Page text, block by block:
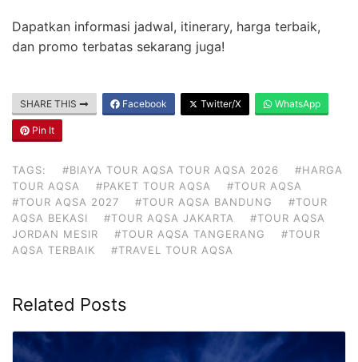
Dapatkan informasi jadwal, itinerary, harga terbaik,
dan promo terbatas sekarang juga!
SHARE THIS Facebook Twitter/X WhatsApp
Pin It
TAGS: #BIAYA TOUR AQSA TOUR AQSA 2026
#HARGA
TOUR AQSA
#PAKET TOUR AQSA
#TOUR AQSA
#TOUR AQSA 2027
#TOUR AQSA BANDUNG
#TOUR
AQSA BEKASI
#TOUR AQSA JAKARTA
#TOUR AQSA
JORDAN MESIR
#TOUR AQSA TANGERANG
#TOUR
AQSA TERBAIK
#TRAVEL TOUR AQSA
Related Posts